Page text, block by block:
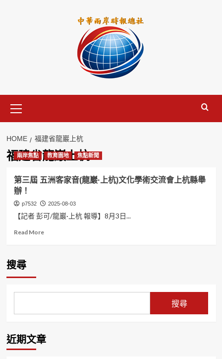
Menu
HOME 福建省龍巖上杭
福建省龍巖上杭
兩岸焦點 教育園地 焦點新聞
第三屆 五洲客家音(龍巖·上杭)文化學術交流會上杭縣舉
辦！
p7532 2025-08-03
【記者 彭可/龍巖·上杭 報導】8月3日...
Read MoreRead
家
(龍
巖
搜尋
搜尋
近期文章